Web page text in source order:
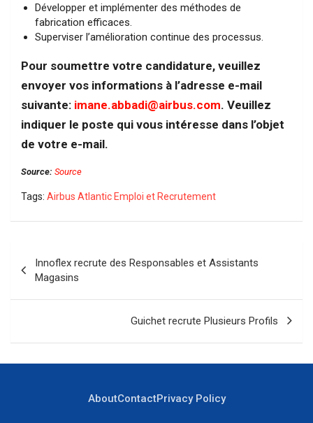
Développer et implémenter des méthodes de
fabrication efficaces.
Superviser l’amélioration continue des processus.
Pour soumettre votre candidature, veuillez
envoyer vos informations à l’adresse e-mail
suivante: imane.abbadi@airbus.com. Veuillez
indiquer le poste qui vous intéresse dans l’objet
de votre e-mail.
Source: Source
Tags: Airbus Atlantic Emploi et Recrutement
de
l’article
Innoflex recrute des Responsables et Assistants
Magasins
Guichet recrute Plusieurs Profils
AboutContactPrivacy Policy